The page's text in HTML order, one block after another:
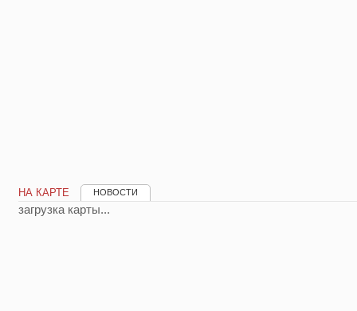
НА КАРТЕ НОВОСТИ
загрузка карты...